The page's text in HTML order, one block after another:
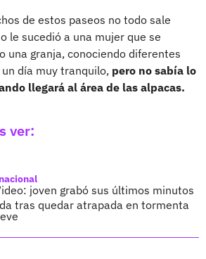
de estos paseos no todo sale
le sucedió a una mujer que se
una granja, conociendo diferentes
día muy tranquilo, pero no sabía lo
llegará al área de las alpacas.
ver:
joven grabó sus últimos minutos
tras quedar atrapada en tormenta